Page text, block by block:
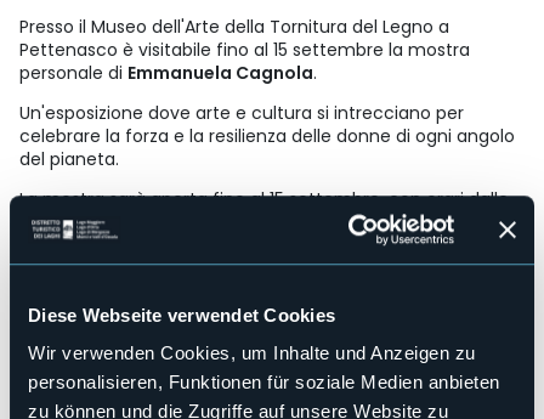
Diese Webseite verwendet Cookies
Wir verwenden Cookies, um Inhalte und Anzeigen zu
personalisieren, Funktionen für soziale Medien anbieten
zu können und die Zugriffe auf unsere Website zu
Presso il Museo dell'Arte della Tornitura del Legno a
Pettenasco è visitabile fino al 15 settembre la mostra
personale di Emmanuela Cagnola.
Un'esposizione dove arte e cultura si intrecciano per
celebrare la forza e la resilienza delle donne di ogni angolo
del pianeta.
La mostra sarà aperta fino al 15 settembre, con orari dalle
10:00 alle 12:00 e dalle 16:00 alle 18:00.
Emmanuela è un'artista originaria di un villaggio
Pivetta, una missionaria comboniana, venne adottata da
d’Orta; nonostante la mancanza delle braccia, Emmanuela
ha studiato, lavorato, viaggiato e condotto una vita ricca di
emozioni. Promuove l'inclusione e la bellezza di tutti gli